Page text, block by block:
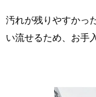
汚れが残りやすかっ
い流せるため、お手